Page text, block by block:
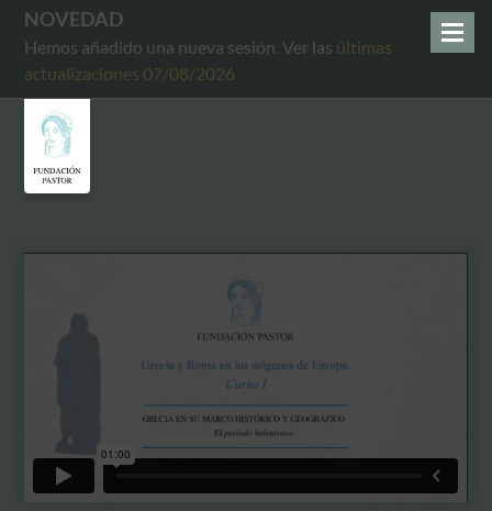
NOVEDAD
Hemos añadido una nueva sesión. Ver las últimas
actualizaciones 07/08/2026